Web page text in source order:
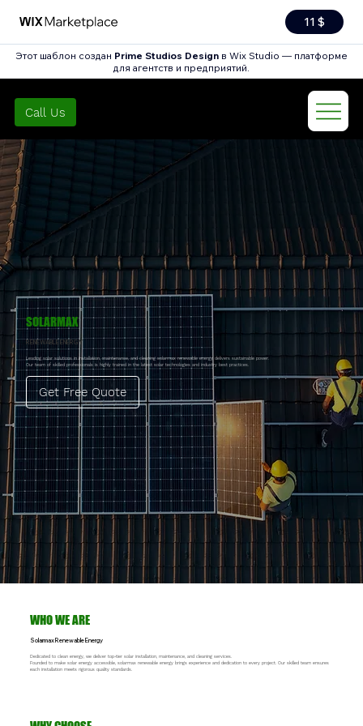
11 $
Этот шаблон создан Prime Studios Design в Wix Studio — платформе
для агентств и предприятий.